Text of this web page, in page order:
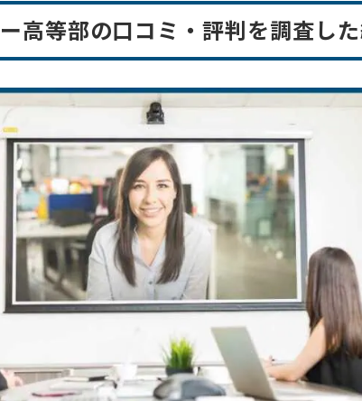
高等部の口コミ・評判を調査し